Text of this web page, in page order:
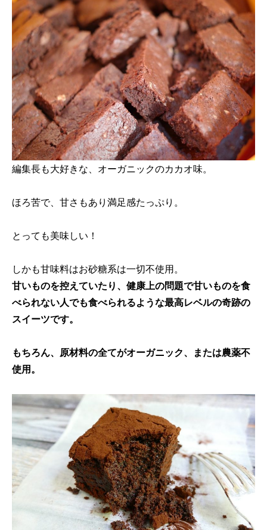
編集長も大好きな、オーガニックのカカオ味。
ほろ苦で、甘さもあり満足感たっぷり。
とっても美味しい！
しかも甘味料はお砂糖系は一切不使用。
甘いものを控えていたり、健康上の問題で甘いものを食
べられない人でも食べられるような最高レベルの奇跡の
スイーツです。
もちろん、原材料の全てがオーガニック、または農薬不
使用。